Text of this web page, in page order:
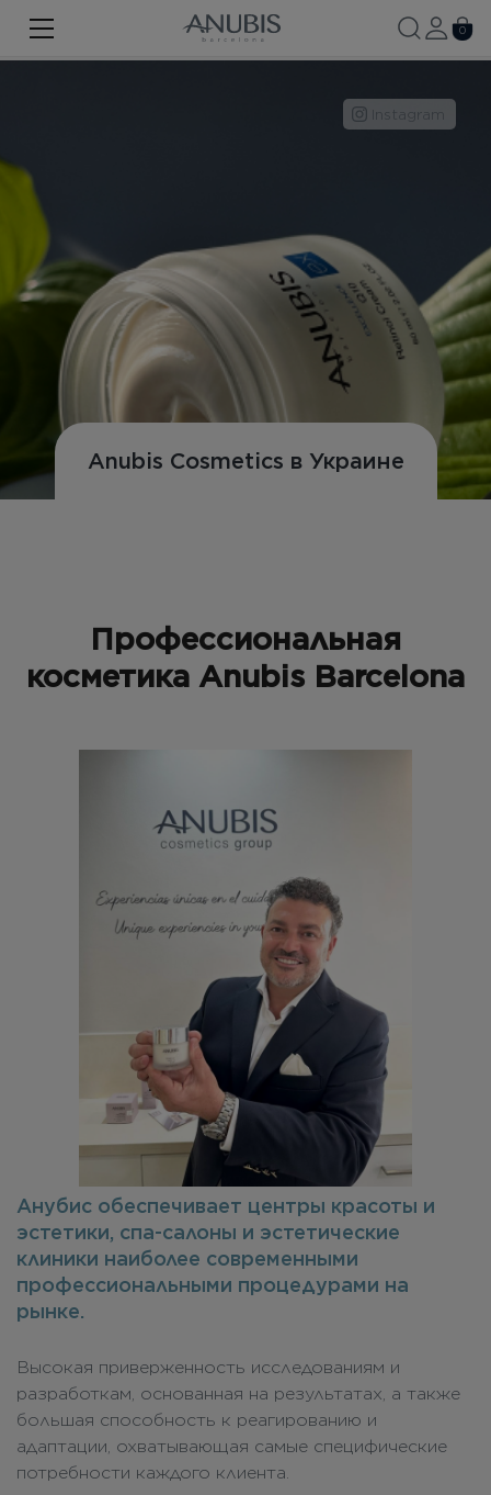
ЛИЦО
SPA
ANUBIS MED
БРЕНДИРОВАННАЯ ПРОДУКЦИЯ
Про бренд
Новости
Контакты
0
Instagram
Anubis Cosmetics в Украине
Профессиональная
косметика Anubis Barcelona
Анубис обеспечивает центры красоты и
эстетики, спа-салоны и эстетические
клиники наиболее современными
профессиональными процедурами на
рынке.
Высокая приверженность исследованиям и
разработкам, основанная на результатах, а также
большая способность к реагированию и
адаптации, охватывающая самые специфические
потребности каждого клиента.